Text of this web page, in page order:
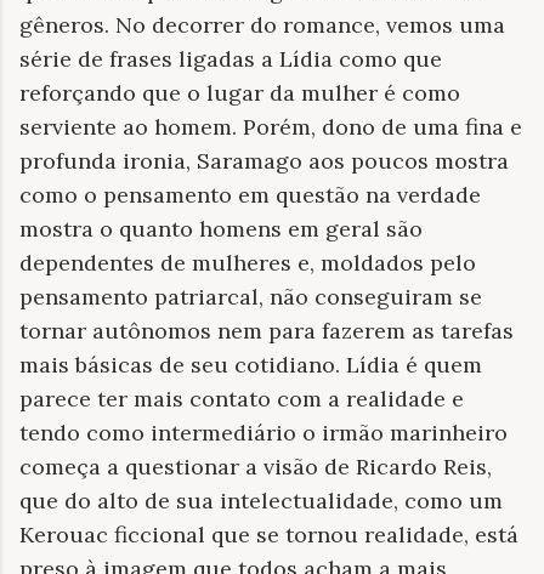
gêneros. No decorrer do romance, vemos uma
série de frases ligadas a Lídia como que
reforçando que o lugar da mulher é como
serviente ao homem. Porém, dono de uma fina e
profunda ironia, Saramago aos poucos mostra
como o pensamento em questão na verdade
mostra o quanto homens em geral são
dependentes de mulheres e, moldados pelo
pensamento patriarcal, não conseguiram se
tornar autônomos nem para fazerem as tarefas
mais básicas de seu cotidiano. Lídia é quem
parece ter mais contato com a realidade e
tendo como intermediário o irmão marinheiro
começa a questionar a visão de Ricardo Reis,
que do alto de sua intelectualidade, como um
Kerouac ficcional que se tornou realidade, está
preso à imagem que todos acham a mais